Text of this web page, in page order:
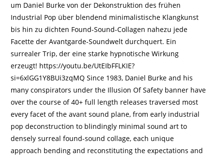
um Daniel Burke von der Dekonstruktion des frühen
Industrial Pop über blendend minimalistische Klangkunst
bis hin zu dichten Found-Sound-Collagen nahezu jede
Facette der Avantgarde-Soundwelt durchquert. Ein
surrealer Trip, der eine starke hypnotische Wirkung
erzeugt! https://youtu.be/UtEIbFFLKIE?
si=6xlGG1Y8BUi3zqMQ Since 1983, Daniel Burke and his
many conspirators under the Illusion Of Safety banner have
over the course of 40+ full length releases traversed most
every facet of the avant sound plane, from early industrial
pop deconstruction to blindingly minimal sound art to
densely surreal found-sound collage, each unique
approach bending and reconstituting the expectations and